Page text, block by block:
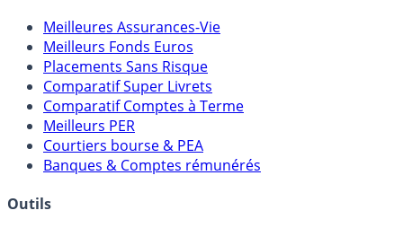
Meilleures Assurances-Vie
Meilleurs Fonds Euros
Placements Sans Risque
Comparatif Super Livrets
Comparatif Comptes à Terme
Meilleurs PER
Courtiers bourse & PEA